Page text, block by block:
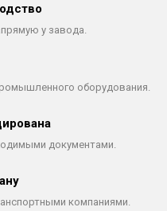
у завода.
оборудования.
документами.
компаниями.